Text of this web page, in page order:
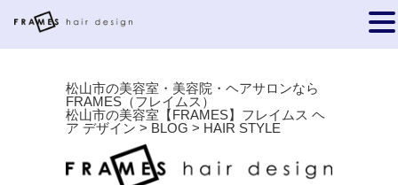
松山市の美容室・美容院・ヘアサロンなら
FRAMES（フレイムス）
松山市の美容室【FRAMES】フレイムス ヘ
ア デザイン > BLOG > HAIR STYLE